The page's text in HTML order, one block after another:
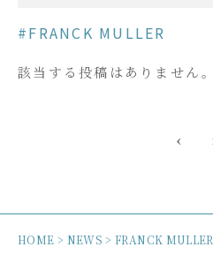
#FRANCK MULLER
該当する投稿はありません。
HOME > NEWS >FRANCK MULLER